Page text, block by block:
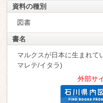
資料の種別
図書
書名
マルクスが日本に生まれて
マレテ/イタラ)
外部サ